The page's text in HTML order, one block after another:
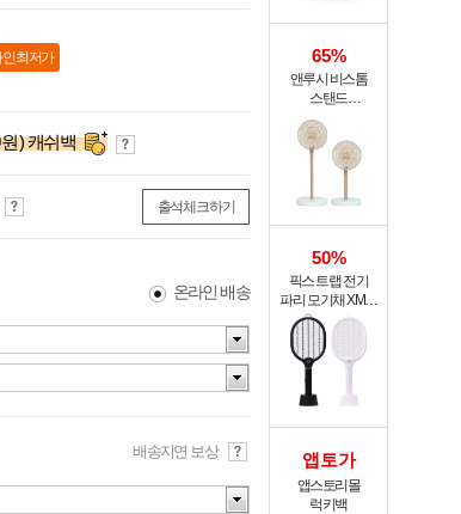
최저가
)캐쉬백
출석체크하기
온라인 배송
배송지연 보상
65%
앤루시 비스톰
스탠드
써큘레이터 ASF-
200A
50%
픽스 트랩 전기
파리 모기채 XMR-
301
앱토가
앱스토리몰
럭키백